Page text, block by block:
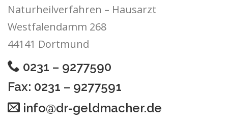
Naturheilverfahren – Hausarzt
Westfalendamm 268
44141 Dortmund
0231 – 9277590
Fax: 0231 – 9277591
info@dr-geldmacher.de